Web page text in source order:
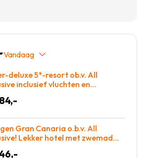
Vandaag
deluxe 5*-resort ob.v. All
inclusief vluchten en
Gran Canaria o.b.v. All
Lekker hotel met zwemad